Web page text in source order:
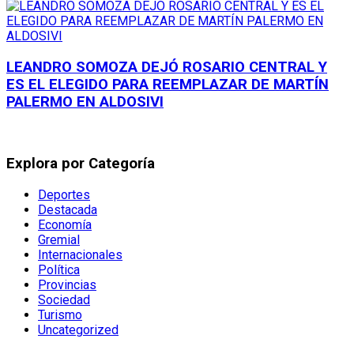
LEANDRO SOMOZA DEJÓ ROSARIO CENTRAL Y
ES EL ELEGIDO PARA REEMPLAZAR DE MARTÍN
PALERMO EN ALDOSIVI
Explora por Categoría
Deportes
Destacada
Economía
Gremial
Internacionales
Política
Provincias
Sociedad
Turismo
Uncategorized